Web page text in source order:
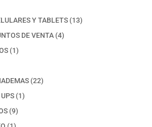
Y TABLETS 1313
DE VENTA 44
11
2222
11
99
productos